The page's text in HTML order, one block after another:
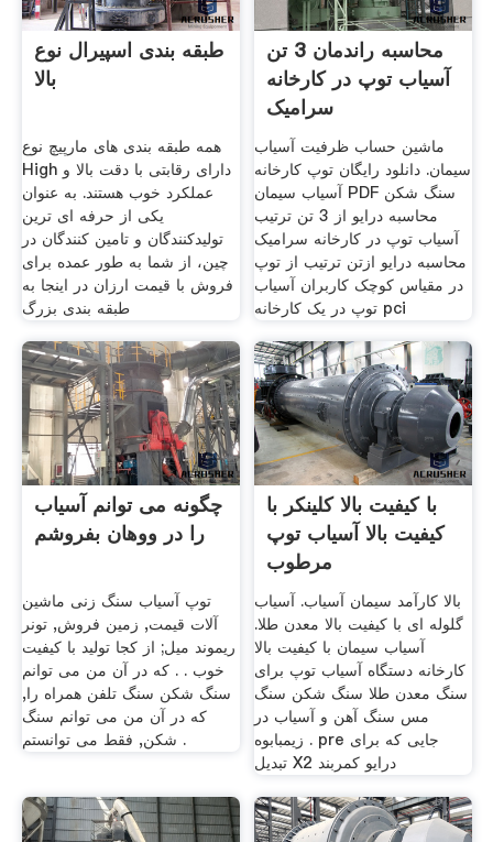
طبقه بندی اسپیرال نوع
بالا
همه طبقه بندی های مارپیچ نوع
High دارای رقابتی با دقت بالا و
عملکرد خوب هستند. به عنوان
یکی از حرفه ای ترین
تولیدکنندگان و تامین کنندگان در
چین، از شما به طور عمده برای
فروش با قیمت ارزان در اینجا به
طبقه بندی بزرگ
محاسبه راندمان 3 تن
آسیاب توپ در کارخانه
سرامیک
ماشین حساب ظرفیت آسیاب
سیمان. دانلود رایگان توپ کارخانه
آسیاب سیمان PDF سنگ شکن
محاسبه درایو از 3 تن ترتیب
آسیاب توپ در کارخانه سرامیک
محاسبه درایو ازتن ترتیب از توپ
در مقیاس کوچک کاربران آسیاب
توپ در یک کارخانه pci
چگونه می توانم آسیاب
را در ووهان بفروشم
توپ آسیاب سنگ زنی ماشین
آلات قیمت, زمین فروش, تونر
ریموند میل; از کجا تولید با کیفیت
خوب . . که در آن من می توانم
سنگ شکن سنگ تلفن همراه را,
که در آن من می توانم سنگ
شکن, فقط می توانستم .
با کیفیت بالا کلینکر با
کیفیت بالا آسیاب توپ
مرطوب
بالا کارآمد سیمان آسیاب. آسیاب
گلوله ای با کیفیت بالا معدن طلا.
آسیاب سیمان با کیفیت بالا
کارخانه دستگاه آسیاب توپ برای
سنگ معدن طلا سنگ شکن سنگ
مس سنگ آهن و آسیاب در
زیمبابوه . pre جایی که برای
تبدیل X2 درایو کمربند